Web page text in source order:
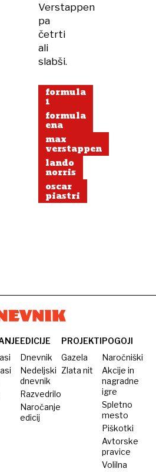
Verstappen
pa
četrti
ali
slabši.
formula
1
formula
ena
max
verstappen
lando
norris
oscar
piastri
EDICIJE
Dnevnik
Nedeljski
dnevnik
Razvedrilo
Naročanje
edicij
PROJEKTI
Gazela
Zlata nit
POGOJI
Naročniški
Akcije in
nagradne
igre
Spletno
mesto
Piškotki
Avtorske
pravice
Volilna